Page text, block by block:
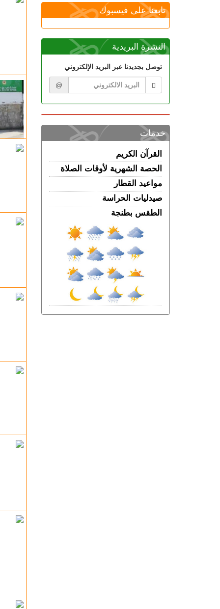
مزاعم بشأن غياب طبيب السجن
الخميس 06 غشت | 11:26
إسبانيا.. القضاء يحقق في عدم تفاعل
حكومة سانشيز مع تحذيرات مخابراتية
العبور الجماعي إلى سبتة
في تخصصات مختلفة.. المختبر الوطني
للشرطة العلمية يتوج بشهادة الجودة الدولية
الأربعاء 05 غشت | 22:32
الفنيدق.. الدرك الملكي يطيح بمتورطين في
التحريض على الهجرة غير الشرعية
الأربعاء 05 غشت | 19:54
حيلة جديدة.. معطيات أمنية دقيقة تطيح
الأربعاء 05 غشت | 17:45
مأســـاة.. مصرع شخص وإصابات بليغة إثر
اصطدام سيارة بعمود إنارة بطريق حكامة
الأربعاء 05 غشت | 17:18
صحيفة إسبانية..المغرب استطاع رصد
الاقتحام الجماعي لسبتة عبر القمرين
الأربعاء 05 غشت | 16:52
بعد المرحلة الابتدائية.. انطلاق جلسات
الاستئناف في محاكمة المتهمين في ملف
الأربعاء 05 غشت | 16:12
احتلال الملك العمومي يحاصر منزل أسرة
ببئر الشفاء.. والعائلة تطلب الإنصاف
تابعنا على فيسبوك
النشرة البريدية
توصل بجديدنا عبر البريد الإلكتروني
@
خدمات
القرآن الكريم
الحصة الشهرية لأوقات الصلاة
مواعيد القطار
صيدليات الحراسة
الطقس بطنجة